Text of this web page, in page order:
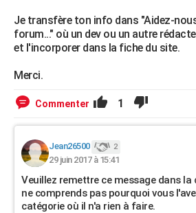
Je transfère ton info dans "Aidez-
forum..." où un dev ou un autre
et l'incorporer dans la fiche du site.
Merci.
Commenter 1
Jean26500 2
29 juin 2017 à 15:41
Veuillez remettre ce message dans la
ne comprends pas pourquoi vous
catégorie où il n'a rien à faire.